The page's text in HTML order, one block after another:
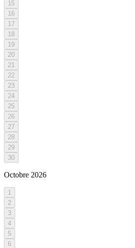
15
16
17
18
19
20
21
22
23
24
25
26
27
28
29
30
Octobre 2026
1
2
3
4
5
6